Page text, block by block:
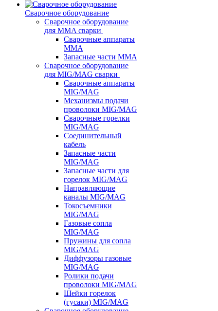
Сварочное оборудование
Сварочное оборудование
для MMA сварки
Сварочные аппараты
MMA
Запасные части MMA
Сварочное оборудование
для MIG/MAG сварки
Сварочные аппараты
MIG/MAG
Механизмы подачи
проволоки MIG/MAG
Сварочные горелки
MIG/MAG
Соединительный
кабель
Запасные части
MIG/MAG
Запасные части для
горелок MIG/MAG
Направляющие
каналы MIG/MAG
Токосъемники
MIG/MAG
Газовые сопла
MIG/MAG
Пружины для сопла
MIG/MAG
Диффузоры газовые
MIG/MAG
Ролики подачи
проволоки MIG/MAG
Шейки горелок
(гусаки) MIG/MAG